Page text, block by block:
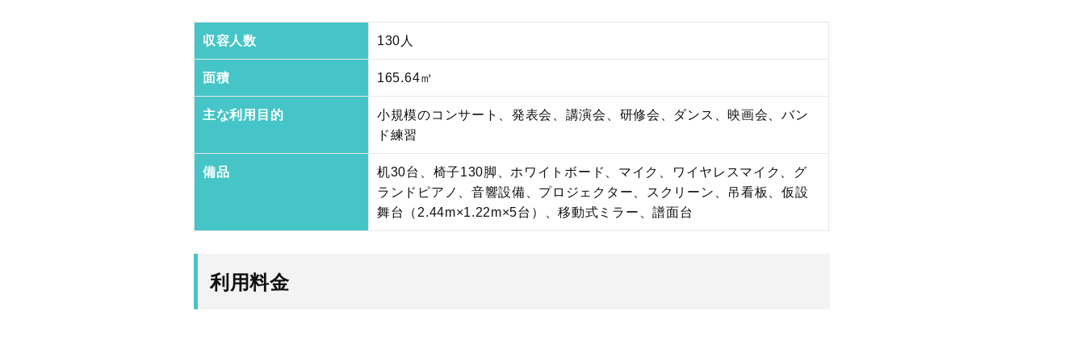
収容人数 130人
面積 165.64㎡
主な利用目的
小規模のコンサート、発表会、講演会、研修会、ダンス、映画会、バン
ド練習
備品
机30台、椅子130脚、ホワイトボード、マイク、ワイヤレスマイク、グ
ランドピアノ、音響設備、プロジェクター、スクリーン、吊看板、仮設
舞台（2.44m×1.22m×5台）、移動式ミラー、譜面台
利用料金